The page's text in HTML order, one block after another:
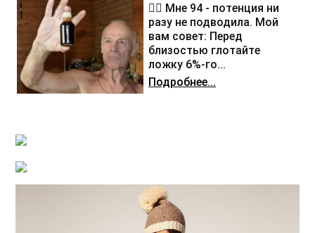
❤️‍🔥 Мне 94 - потенция ни
разу не подводила. Мой
вам совет: Перед
близостью глотайте
ложку 6%-го...
Подробнее...